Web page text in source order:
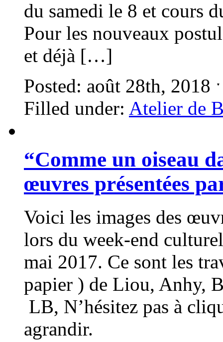
du samedi le 8 et cours
Pour les nouveaux
et déjà […]
Posted: août 28th, 2018
Filled under: Atelier de
“Comme un oiseau
œuvres présentées
Voici les images des
lors du week-end
mai 2017. Ce sont les
papier ) de Liou, Anhy,
LB, N’hésitez pas à
agrandir.